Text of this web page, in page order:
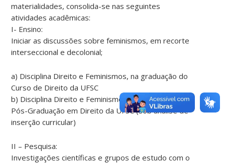
materialidades, consolida-se nas seguintes
atividades acadêmicas:
I- Ensino:
Iniciar as discussões sobre feminismos, em recorte
interseccional e decolonial;
a) Disciplina Direito e Feminismos, na graduação do
Curso de Direito da UFSC
b) Disciplina Direito e Feminismos, no Programa de
Pós-Graduação em Direito da UFSC (sob análise de
inserção curricular)
II – Pesquisa:
Investigações científicas e grupos de estudo com o